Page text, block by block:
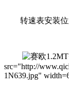
转速表安装位
src="http://
1N639.jpg"